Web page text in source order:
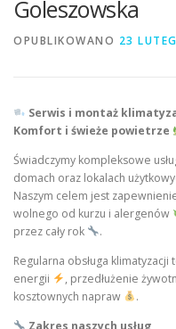
OBSŁUGIWANE
Goleszowska
OPUBLIKOWANO 23
Serwis i montaż
Komfort i świeże powietrze
Świadczymy kompleksowe
domach oraz lokalach
Naszym celem jest
wolnego od kurzu i alergenów
przez cały rok
.
Regularna obsługa
energii
, przedłużenie
kosztownych napraw
.